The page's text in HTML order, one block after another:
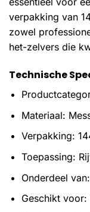
verpakking van
zowel
het-zelvers die
Technische
Materiaal:
Verpakking:
Toepassing:
Onderdeel
Geschikt